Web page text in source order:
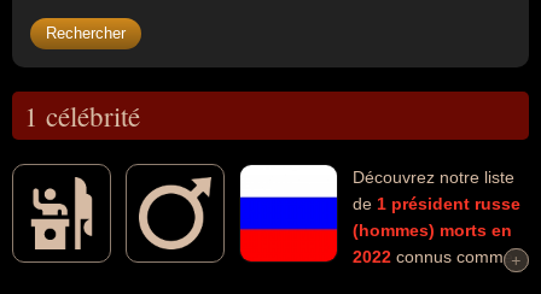
1 célébrité
Découvrez notre liste
de 1 président russe
(hommes) morts en
2022 connus comme+
+